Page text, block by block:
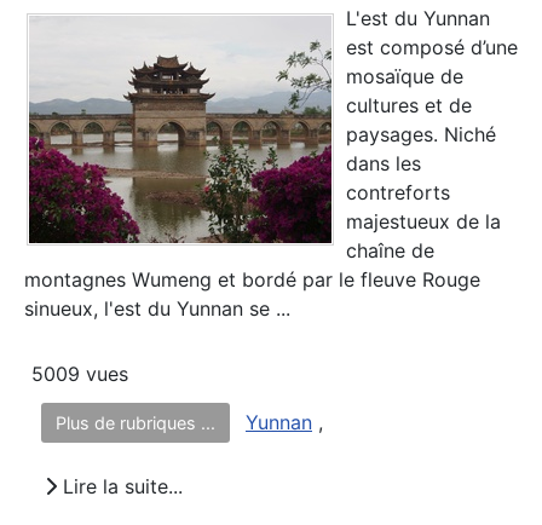
L'est du Yunnan
est composé d’une
mosaïque de
cultures et de
paysages. Niché
dans les
contreforts
majestueux de la
chaîne de
montagnes Wumeng et bordé par le fleuve Rouge
sinueux, l'est du Yunnan se ...
5009 vues
Plus de rubriques ... Yunnan ,
Lire la suite...